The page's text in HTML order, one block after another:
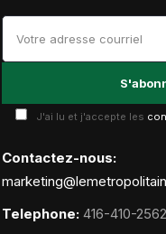
J'ai lu et j'accepte les
Contactez-nous:
Telephone: 416-410-2562